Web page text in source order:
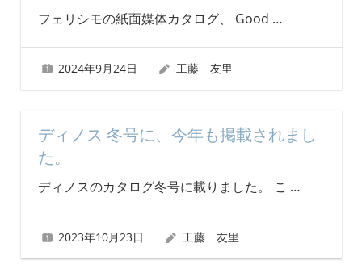
フェリシモの紙面媒体カタログ、 Good …
2024年9月24日 工藤 友里
ディノス 冬号に、今年も掲載されまし
た。
ディノスのカタログ冬号に載りました。 こ …
2023年10月23日 工藤 友里